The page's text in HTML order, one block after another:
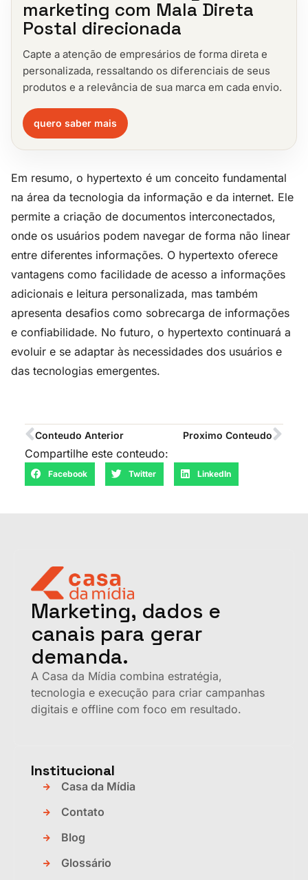
marketing com Mala Direta
Postal direcionada
Capte a atenção de empresários de forma direta e
personalizada, ressaltando os diferenciais de seus
produtos e a relevância de sua marca em cada envio.
quero saber mais
Em resumo, o hypertexto é um conceito fundamental
na área da tecnologia da informação e da internet. Ele
permite a criação de documentos interconectados,
onde os usuários podem navegar de forma não linear
entre diferentes informações. O hypertexto oferece
vantagens como facilidade de acesso a informações
adicionais e leitura personalizada, mas também
apresenta desafios como sobrecarga de informações
e confiabilidade. No futuro, o hypertexto continuará a
evoluir e se adaptar às necessidades dos usuários e
das tecnologias emergentes.
Conteudo Anterior Proximo Conteudo
Compartilhe este conteudo:
Facebook Twitter LinkedIn
Marketing, dados e
canais para gerar
demanda.
A Casa da Mídia combina estratégia,
tecnologia e execução para criar campanhas
digitais e offline com foco em resultado.
Institucional
Casa da Mídia
Contato
Blog
Glossário